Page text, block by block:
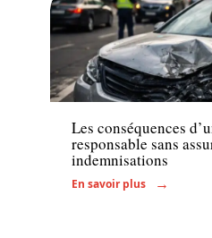
Assurance
Les conséquences
responsable sans
indemnisations
En savoir plus